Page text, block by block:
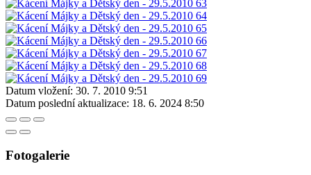
Datum vložení: 30. 7. 2010 9:51
Datum poslední aktualizace: 18. 6. 2024 8:50
Fotogalerie